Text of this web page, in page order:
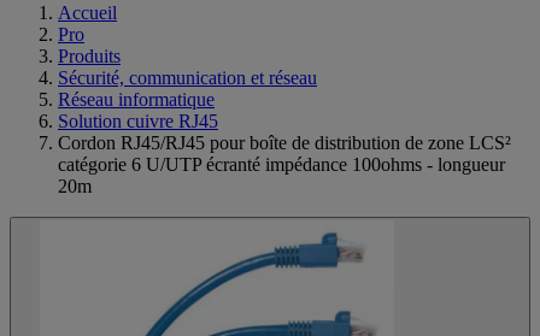
Accueil
Pro
Produits
Sécurité, communication et réseau
Réseau informatique
Solution cuivre RJ45
Cordon RJ45/RJ45 pour boîte de distribution de zone LCS²
catégorie 6 U/UTP écranté impédance 100ohms - longueur
20m